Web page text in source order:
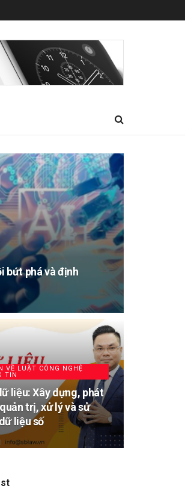
bứt phá và định
VỀ LUẬT CÔNG NGHỆ
TIN
liệu: Xây dựng, phát
trị, xử lý và sử
liệu số